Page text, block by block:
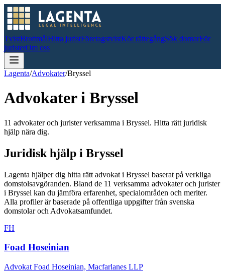
TvistBrottmålHitta juristFöretagstvistKör rättegångSök domarFör
juristerOm oss
Lagenta/Advokater/Bryssel
Advokater i Bryssel
11 advokater och jurister verksamma i Bryssel. Hitta rätt juridisk
hjälp nära dig.
Juridisk hjälp i Bryssel
Lagenta hjälper dig hitta rätt advokat i Bryssel baserat på verkliga
domstolsavgöranden. Bland de 11 verksamma advokater och jurister
i Bryssel kan du jämföra erfarenhet, specialområden och meriter.
Alla profiler är baserade på offentliga uppgifter från svenska
domstolar och Advokatsamfundet.
FH
Foad Hoseinian
Advokat Foad Hoseinian, Macfarlanes LLP